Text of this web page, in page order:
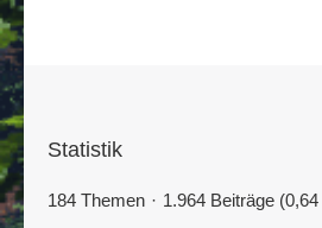
Statistik
184 Themen 1.964 Beiträge